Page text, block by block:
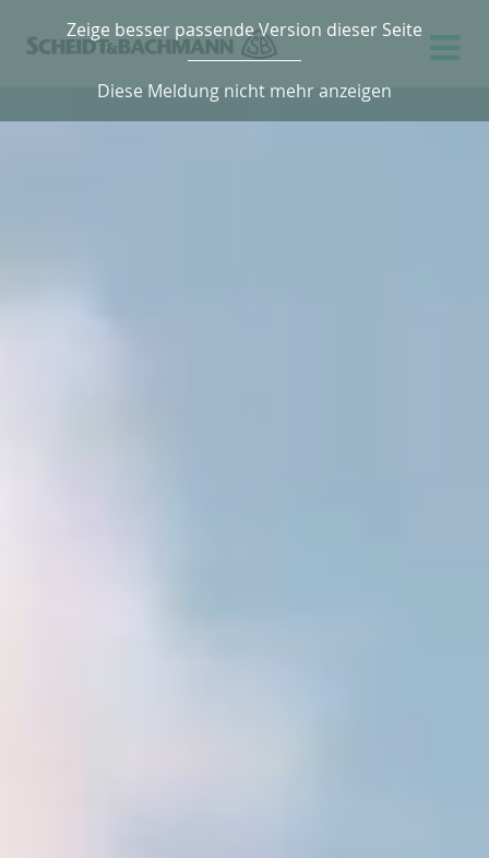
Zeige besser passende Version dieser Seite
Diese Meldung nicht mehr anzeigen